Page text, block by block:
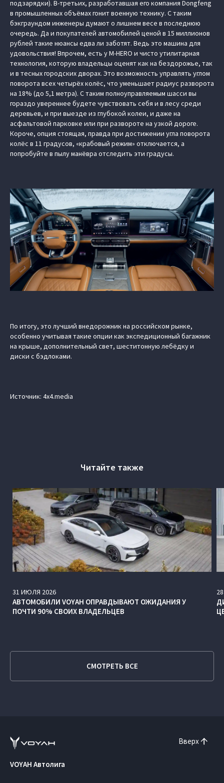
подзарядки). В-третьих, разработавшая его компания Dongfeng
в промышленных объёмах гонит военную технику. С таким
бэкграундом инженеры думают о лишнем весе в последнюю
очередь. Да и покупателей автомобилей ценой в 15 миллионов
рублей такие нюансы едва ли заботят. Ведь это машина для
удовольствия! Впрочем, есть у M‑HERO и чисто утилитарная
технология, которую владельцы оценят как на бездорожье, так
и в тесных городских дворах. Это возможность управлять углом
поворота всех четырёх колёс, что уменьшает радиус разворота
на 18% (до 5,1 метра). С таким полноуправляемым шасси вы
гораздо увереннее будете чувствовать себя и в лесу среди
деревьев, и при выезде из глубокой колеи, и даже на
асфальтовой парковке или при развороте на узкой дороге.
Короче, опция стоящая, правда при достижении угла поворота
колёс в 11 градусов, «крабовый режим» отключается, а
попробуйте в пылу манёвра отследить эти градусы.
По итогу, это лучший внедорожник на российском рынке,
особенно учитывая такие опции как экспедиционный багажник
на крыше, дополнительный свет, шеститонную лебёдку и
диски с бэдлоками.
Источник: 4x4.media
Читайте также
31 ИЮЛЯ 2026
АВТОМОБИЛИ VOYAH ОПРАВДЫВАЮТ ОЖИДАНИЯ У
ПОЧТИ 90% СВОИХ ВЛАДЕЛЬЦЕВ
28
СМОТРЕТЬ ВСЕ
Вверх
VOYAH Автолига